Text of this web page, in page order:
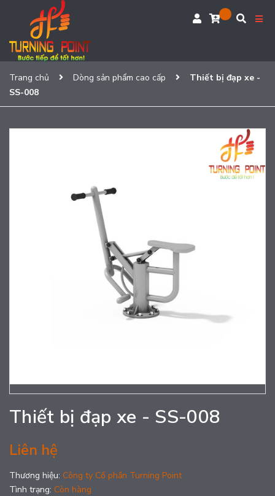
Trang chủ Dòng sản phẩm cao cấp
Thiết bị đạp xe -
SS-008
Thiết bị đạp xe - SS-008
Liên hệ
Thương hiệu: Công ty Cổ phần Turning Point
Tình trạng: Còn hàng